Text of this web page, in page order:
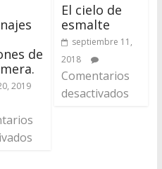
de
2019
El cielo de
esmalte
septiembre 11,
2018
Comentarios
desactivados